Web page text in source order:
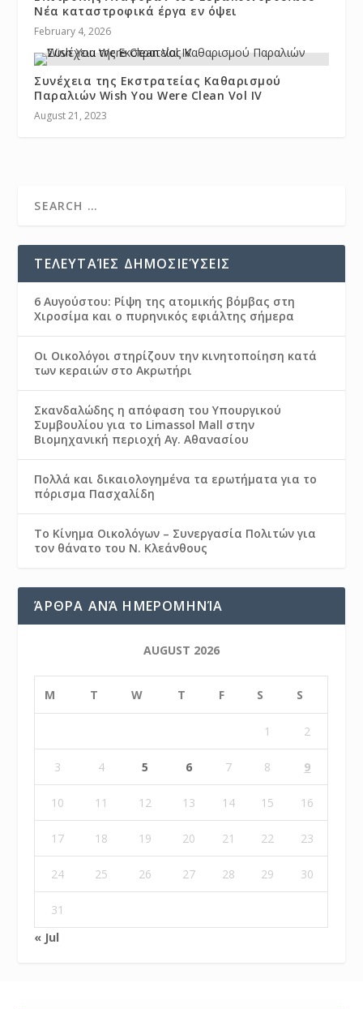
Νέα καταστροφικά έργα εν όψει
February 4, 2026
Συνέχεια της Εκστρατείας Καθαρισμού
Παραλιών Wish You Were Clean Vol IV
August 21, 2023
ΤΕΛΕΥΤΑΊΕΣ ΔΗΜΟΣΙΕΎΣΕΙΣ
6 Αυγούστου: Ρίψη της ατομικής βόμβας στη
Χιροσίμα και ο πυρηνικός εφιάλτης σήμερα
Οι Οικολόγοι στηρίζουν την κινητοποίηση κατά
των κεραιών στο Ακρωτήρι
Σκανδαλώδης η απόφαση του Υπουργικού
Συμβουλίου για το Limassol Mall στην
Βιομηχανική περιοχή Αγ. Αθανασίου
Πολλά και δικαιολογημένα τα ερωτήματα για το
πόρισμα Πασχαλίδη
Το Κίνημα Οικολόγων – Συνεργασία Πολιτών για
τον θάνατο του Ν. Κλεάνθους
ΆΡΘΡΑ ΑΝΆ ΗΜΕΡΟΜΗΝΊΑ
AUGUST 2026
M T W T F S S
1 2
3 4 5 6 7 8 9
10 11 12 13 14 15 16
17 18 19 20 21 22 23
24 25 26 27 28 29 30
31
« Jul